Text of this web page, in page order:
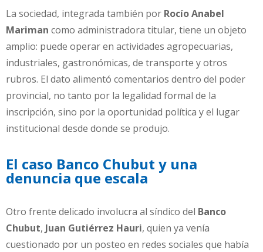
La sociedad, integrada también por Rocío Anabel
Mariman como administradora titular, tiene un objeto
amplio: puede operar en actividades agropecuarias,
industriales, gastronómicas, de transporte y otros
rubros. El dato alimentó comentarios dentro del poder
provincial, no tanto por la legalidad formal de la
inscripción, sino por la oportunidad política y el lugar
institucional desde donde se produjo.
El caso Banco Chubut y una
denuncia que escala
Otro frente delicado involucra al síndico del Banco
Chubut, Juan Gutiérrez Hauri, quien ya venía
cuestionado por un posteo en redes sociales que había